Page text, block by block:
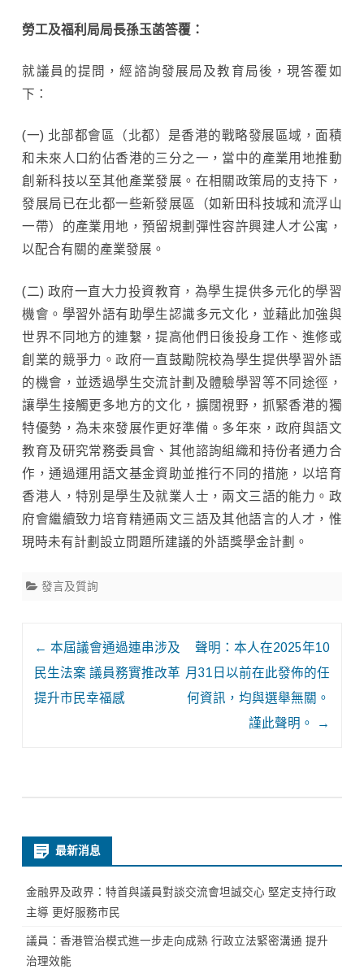
勞工及福利局局長孫玉菡答覆：
就議員的提問，經諮詢發展局及教育局後，現答覆如
下：
(一) 北部都會區（北都）是香港的戰略發展區域，面積
和未來人口約佔香港的三分之一，當中的產業用地推動
創新科技以至其他產業發展。在相關政策局的支持下，
發展局已在北都一些新發展區（如新田科技城和流浮山
一帶）的產業用地，預留規劃彈性容許興建人才公寓，
以配合有關的產業發展。
(二) 政府一直大力投資教育，為學生提供多元化的學習
機會。學習外語有助學生認識多元文化，並藉此加強與
世界不同地方的連繫，提高他們日後投身工作、進修或
創業的競爭力。政府一直鼓勵院校為學生提供學習外語
的機會，並透過學生交流計劃及體驗學習等不同途徑，
讓學生接觸更多地方的文化，擴闊視野，抓緊香港的獨
特優勢，為未來發展作更好準備。多年來，政府與語文
教育及研究常務委員會、其他諮詢組織和持份者通力合
作，通過運用語文基金資助並推行不同的措施，以培育
香港人，特別是學生及就業人士，兩文三語的能力。政
府會繼續致力培育精通兩文三語及其他語言的人才，惟
現時未有計劃設立問題所建議的外語獎學金計劃。
發言及質詢
← 本屆議會通過連串涉及
民生法案 議員務實推改革
提升市民幸福感
聲明：本人在2025年10
月31日以前在此發佈的任
何資訊，均與選舉無關。
謹此聲明。
→
最新消息
金融界及政界：特首與議員對談交流會坦誠交心 堅定支持行政
主導 更好服務市民
議員：香港管治模式進一步走向成熟 行政立法緊密溝通 提升
治理效能